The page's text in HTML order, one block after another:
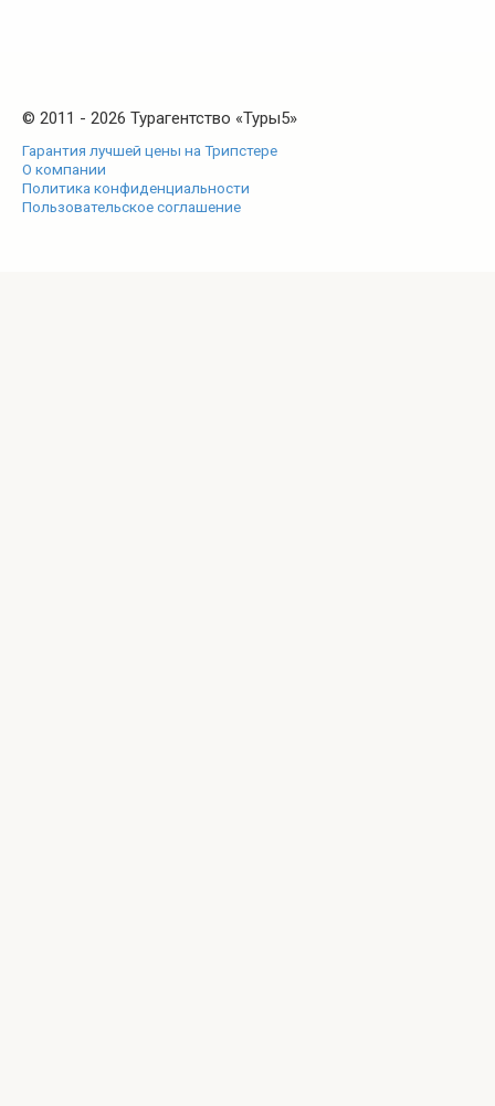
© 2011 - 2026 Турагентство «Туры5»
Гарантия лучшей цены на Трипстере
О компании
Политика конфиденциальности
Пользовательское соглашение